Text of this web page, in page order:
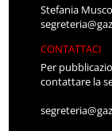
Stefania
CONTATTACI
Per
contattare la